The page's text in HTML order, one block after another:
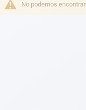
No podemos